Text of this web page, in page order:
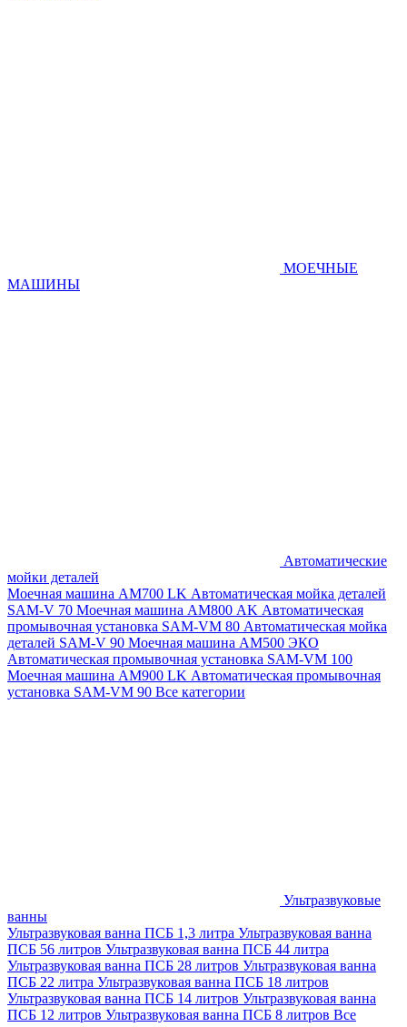
МОЕЧНЫЕ
МАШИНЫ
Автоматические
мойки деталей
Моечная машина AM700 LK Автоматическая мойка деталей
SAM-V 70 Моечная машина АМ800 AK Автоматическая
промывочная установка SAM-VM 80 Автоматическая мойка
деталей SAM-V 90 Моечная машина АМ500 ЭКО
Автоматическая промывочная установка SAM-VM 100
Моечная машина AM900 LK Автоматическая промывочная
установка SAM-VM 90 Все категории
Ультразвуковые
ванны
Ультразвуковая ванна ПСБ 1,3 литра Ультразвуковая ванна
ПСБ 56 литров Ультразвуковая ванна ПСБ 44 литра
Ультразвуковая ванна ПСБ 28 литров Ультразвуковая ванна
ПСБ 22 литра Ультразвуковая ванна ПСБ 18 литров
Ультразвуковая ванна ПСБ 14 литров Ультразвуковая ванна
ПСБ 12 литров Ультразвуковая ванна ПСБ 8 литров Все